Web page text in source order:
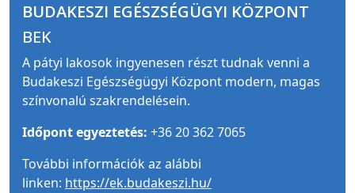
BUDAKESZI EGÉSZSÉGÜGYI KÖZPONT
BEK
A pátyi lakosok ingyenesen részt tudnak venni a
Budakeszi Egészségügyi Központ modern, magas
színvonalú szakrendelésein.
Időpont egyeztetés: +36 20 362 7065
További információk az alábbi
linken: https://ek.budakeszi.hu/